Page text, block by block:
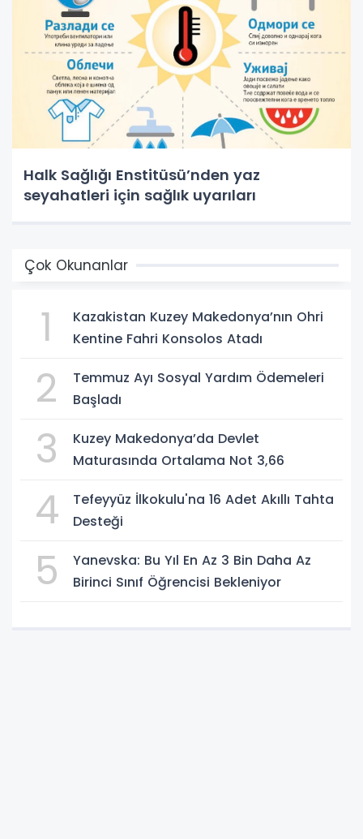
Halk Sağlığı Enstitüsü’nden yaz
seyahatleri için sağlık uyarıları
Çok Okunanlar
1
Kazakistan Kuzey Makedonya’nın Ohri
Kentine Fahri Konsolos Atadı
2
Temmuz Ayı Sosyal Yardım Ödemeleri
Başladı
3
Kuzey Makedonya’da Devlet
Maturasında Ortalama Not 3,66
4
Tefeyyüz İlkokulu'na 16 Adet Akıllı Tahta
Desteği
5
Yanevska: Bu Yıl En Az 3 Bin Daha Az
Birinci Sınıf Öğrencisi Bekleniyor